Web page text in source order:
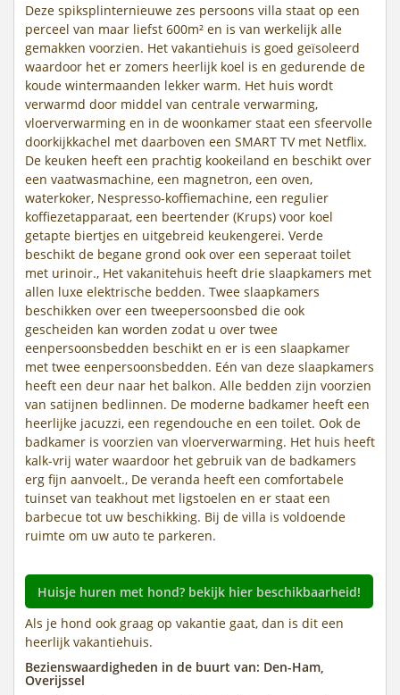
Deze spiksplinternieuwe zes persoons villa staat op een
perceel van maar liefst 600m² en is van werkelijk alle
gemakken voorzien. Het vakantiehuis is goed geïsoleerd
waardoor het er zomers heerlijk koel is en gedurende de
koude wintermaanden lekker warm. Het huis wordt
verwarmd door middel van centrale verwarming,
vloerverwarming en in de woonkamer staat een sfeervolle
doorkijkkachel met daarboven een SMART TV met Netflix.
De keuken heeft een prachtig kookeiland en beschikt over
een vaatwasmachine, een magnetron, een oven,
waterkoker, Nespresso-koffiemachine, een regulier
koffiezetapparaat, een beertender (Krups) voor koel
getapte biertjes en uitgebreid keukengerei. Verde
beschikt de begane grond ook over een seperaat toilet
met urinoir., Het vakanitehuis heeft drie slaapkamers met
allen luxe elektrische bedden. Twee slaapkamers
beschikken over een tweepersoonsbed die ook
gescheiden kan worden zodat u over twee
eenpersoonsbedden beschikt en er is een slaapkamer
met twee eenpersoonsbedden. Eén van deze slaapkamers
heeft een deur naar het balkon. Alle bedden zijn voorzien
van satijnen bedlinnen. De moderne badkamer heeft een
heerlijke jacuzzi, een regendouche en een toilet. Ook de
badkamer is voorzien van vloerverwarming. Het huis heeft
kalk-vrij water waardoor het gebruik van de badkamers
erg fijn aanvoelt., De veranda heeft een comfortabele
tuinset van teakhout met ligstoelen en er staat een
barbecue tot uw beschikking. Bij de villa is voldoende
ruimte om uw auto te parkeren.
Huisje huren met hond? bekijk hier beschikbaarheid!
Als je hond ook graag op vakantie gaat, dan is dit een
heerlijk vakantiehuis.
Bezienswaardigheden in de buurt van: Den-Ham,
Overijssel